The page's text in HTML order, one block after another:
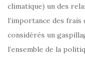
climatique) un des
l’importance des
considérés un
l’ensemble de la